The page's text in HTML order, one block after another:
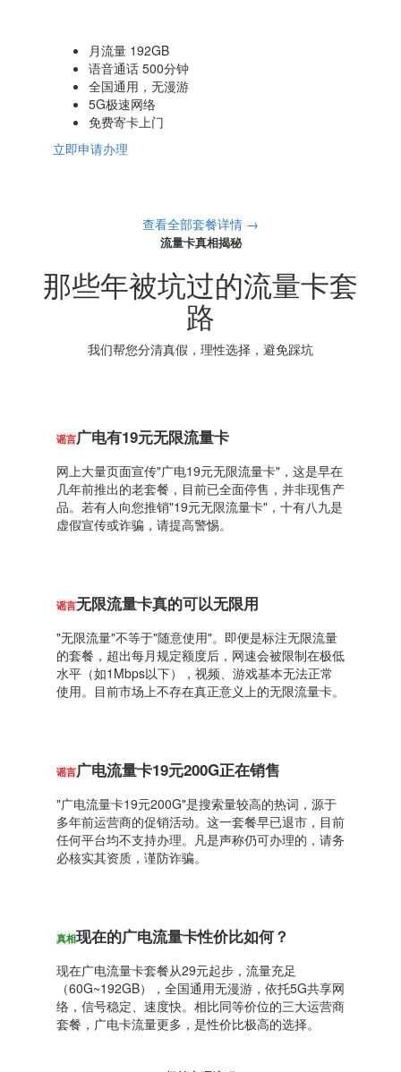
月流量 192GB
语音通话 500分钟
全国通用，无漫游
5G极速网络
免费寄卡上门
立即申请办理
查看全部套餐详情 →
流量卡真相揭秘
那些年被坑过的流量卡套
路
我们帮您分清真假，理性选择，避免踩坑
谣言广电有19元无限流量卡
网上大量页面宣传"广电19元无限流量卡"，这是早在
几年前推出的老套餐，目前已全面停售，并非现售产
品。若有人向您推销"19元无限流量卡"，十有八九是
虚假宣传或诈骗，请提高警惕。
谣言无限流量卡真的可以无限用
"无限流量"不等于"随意使用"。即便是标注无限流量
的套餐，超出每月规定额度后，网速会被限制在极低
水平（如1Mbps以下），视频、游戏基本无法正常
使用。目前市场上不存在真正意义上的无限流量卡。
谣言广电流量卡19元200G正在销售
"广电流量卡19元200G"是搜索量较高的热词，源于
多年前运营商的促销活动。这一套餐早已退市，目前
任何平台均不支持办理。凡是声称仍可办理的，请务
必核实其资质，谨防诈骗。
真相现在的广电流量卡性价比如何？
现在广电流量卡套餐从29元起步，流量充足
（60G~192GB），全国通用无漫游，依托5G共享网
络，信号稳定、速度快。相比同等价位的三大运营商
套餐，广电卡流量更多，是性价比极高的选择。